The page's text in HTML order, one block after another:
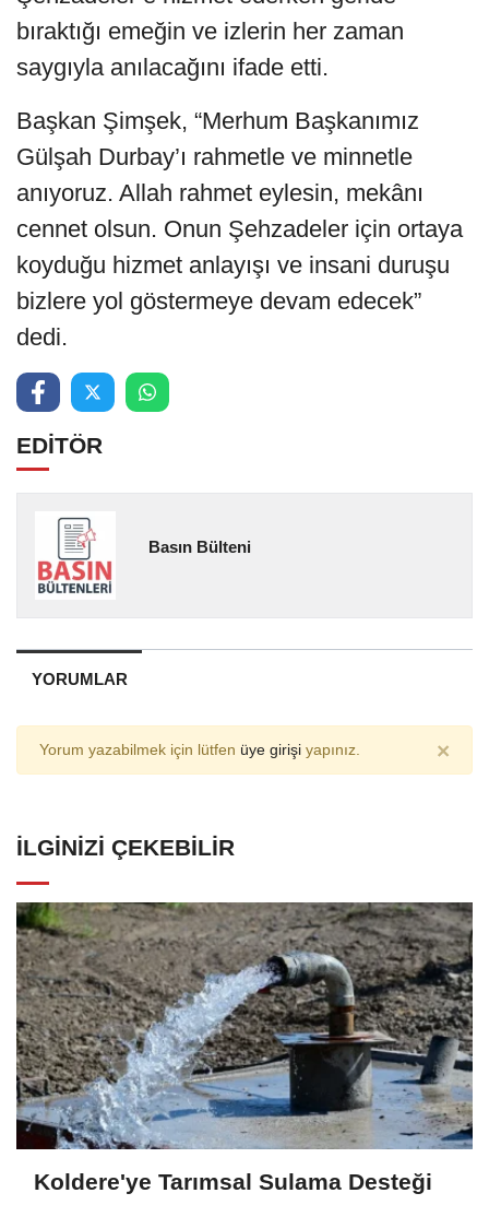
bıraktığı emeğin ve izlerin her zaman
saygıyla anılacağını ifade etti.
Başkan Şimşek, “Merhum Başkanımız
Gülşah Durbay’ı rahmetle ve minnetle
anıyoruz. Allah rahmet eylesin, mekânı
cennet olsun. Onun Şehzadeler için ortaya
koyduğu hizmet anlayışı ve insani duruşu
bizlere yol göstermeye devam edecek”
dedi.
EDİTÖR
Basın Bülteni
YORUMLAR
Yorum yazabilmek için lütfen üye girişi yapınız. ×
İLGINIZI ÇEKEBILIR
Koldere'ye Tarımsal Sulama Desteği